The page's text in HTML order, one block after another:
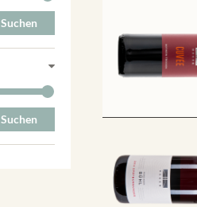
Suchen
Suchen